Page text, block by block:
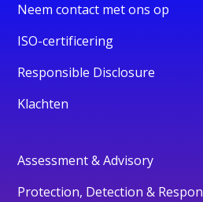
Neem contact met ons op
ISO-certificering
Responsible Disclosure
Klachten
Assessment & Advisory
Protection, Detection &